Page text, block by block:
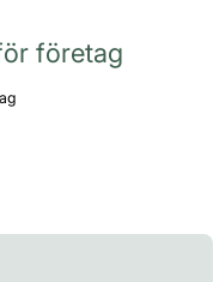
företag